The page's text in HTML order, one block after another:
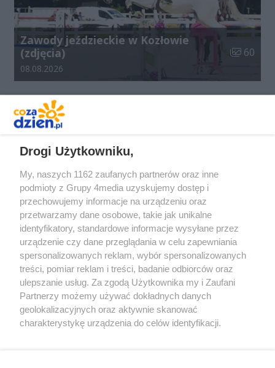
Zawody jeździeckie w Kozłowie
(zdjęcia)
Liczba
60
Data dodania galerii:
08.08.2026
Redakcja Reklama Prywatność
Praca Łódź
the:protocol
Drogi Użytkowniku,
My, naszych 1162 zaufanych partnerów oraz inne
podmioty z Grupy 4media uzyskujemy dostęp i
przechowujemy informacje na urządzeniu oraz
przetwarzamy dane osobowe, takie jak unikalne
identyfikatory, standardowe informacje wysyłane przez
urządzenie czy dane przeglądania w celu zapewniania
spersonalizowanych reklam, wybór spersonalizowanych
treści, pomiar reklam i treści, badanie odbiorców oraz
ulepszanie usług. Za zgodą Użytkownika my i Zaufani
Partnerzy możemy używać dokładnych danych
geolokalizacyjnych oraz aktywnie skanować
charakterystykę urządzenia do celów identyfikacji.